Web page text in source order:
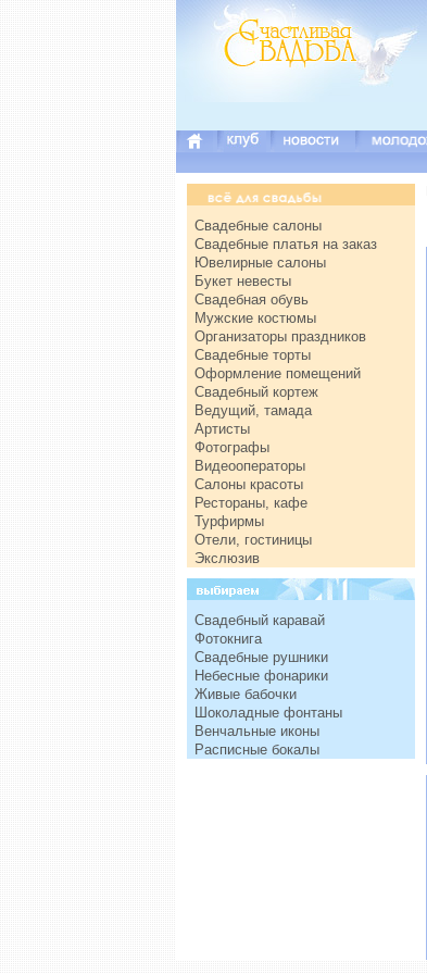
Свадебные салоны
Свадебные платья на заказ
Ювелирные салоны
Букет невесты
Свадебная обувь
Мужские костюмы
Организаторы праздников
Свадебные торты
Оформление помещений
Свадебный кортеж
Ведущий, тамада
Артисты
Фотографы
Видеооператоры
Салоны красоты
Рестораны, кафе
Турфирмы
Отели, гостиницы
Экслюзив
Свадебный каравай
Фотокнига
Свадебные рушники
Небесные фонарики
Живые бабочки
Шоколадные фонтаны
Венчальные иконы
Расписные бокалы